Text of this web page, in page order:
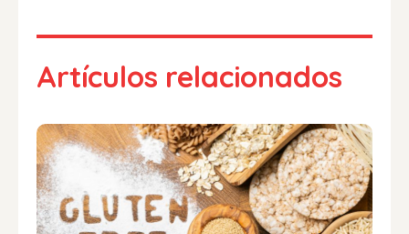
Artículos relacionados